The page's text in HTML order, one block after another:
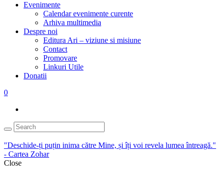
Evenimente
Calendar evenimente curente
Arhiva multimedia
Despre noi
Editura Ari – viziune si misiune
Contact
Promovare
Linkuri Utile
Donatii
0
"Deschide-ți puțin inima către Mine, și îți voi revela lumea întreagă."
- Cartea Zohar
Close